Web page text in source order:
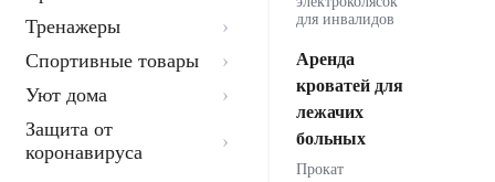
Тренажеры
Спортивные товары
Уют дома
Защита от
коронавируса
для инвалидов
Аренда
кроватей для
лежачих
больных
Прокат